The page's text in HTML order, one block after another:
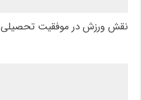
نقش ورزش در موفقیت تحصیلی